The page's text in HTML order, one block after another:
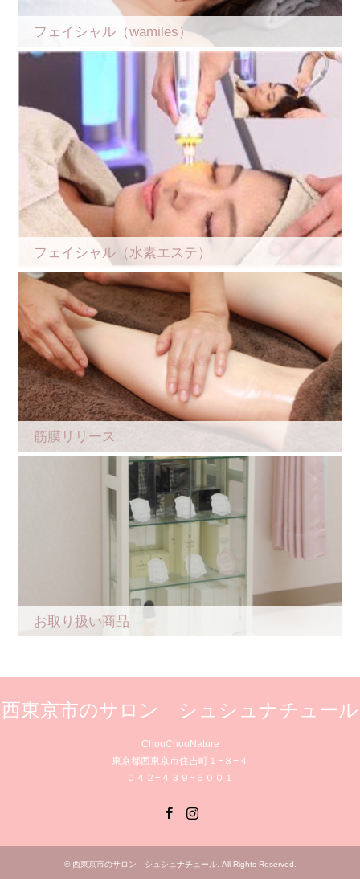
フェイシャル（wamiles）
フェイシャル（水素エステ）
筋膜リリース
お取り扱い商品
西東京市のサロン シュシュナチュール
ChouChouNature
東京都西東京市住吉町１−８−４
０４２−４３９−６００１
© 西東京市のサロン シュシュナチュール. All Rights Reserved.